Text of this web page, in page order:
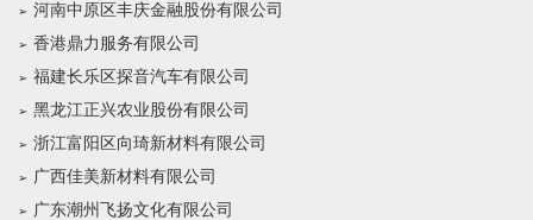
河南中原区丰庆金融股份有限公司
香港鼎力服务有限公司
福建长乐区探音汽车有限公司
黑龙江正兴农业股份有限公司
浙江富阳区向琦新材料有限公司
广西佳美新材料有限公司
广东潮州飞扬文化有限公司